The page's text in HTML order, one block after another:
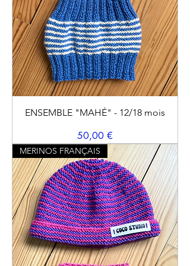
ENSEMBLE "MAHÉ" - 12/18 mois
Prix
50,00 €
MERINOS FRANÇAIS